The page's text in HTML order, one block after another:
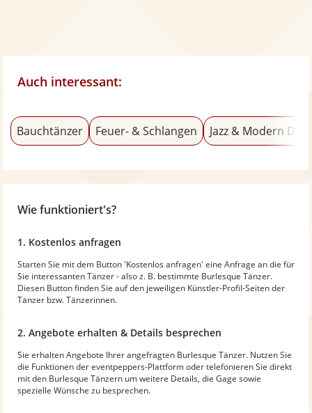
Auch interessant:
Bauchtänzer Feuer- & Schlangen Jazz & Modern
Wie funktioniert's?
1. Kostenlos anfragen
Starten Sie mit dem Button 'Kostenlos anfragen' eine Anfrage an die für
Sie interessanten Tänzer - also z. B. bestimmte Burlesque Tänzer.
Diesen Button finden Sie auf den jeweiligen Künstler-Profil-Seiten der
Tänzer bzw. Tänzerinnen.
2. Angebote erhalten & Details besprechen
Sie erhalten Angebote Ihrer angefragten Burlesque Tänzer. Nutzen Sie
die Funktionen der eventpeppers-Plattform oder telefonieren Sie direkt
mit den Burlesque Tänzern um weitere Details, die Gage sowie
spezielle Wünsche zu besprechen.